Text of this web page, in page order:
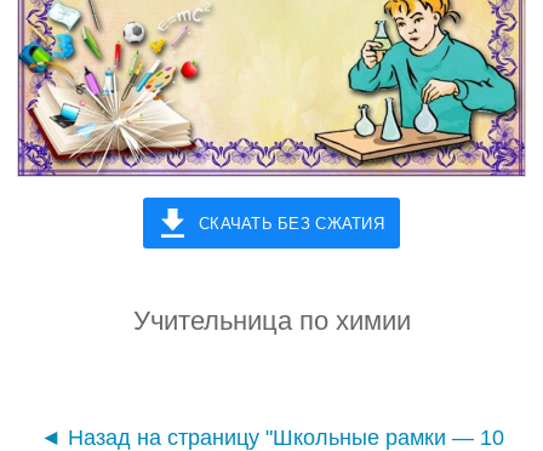
СКАЧАТЬ БЕЗ СЖАТИЯ
Учительница по химии
◄ Назад на страницу "Школьные рамки — 10